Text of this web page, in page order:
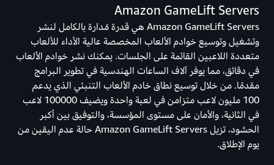
Amazon GameLift Servers
Amazon GameLift Servers هي قدرة مُدارة بالكامل لنشر
وتشغيل وتوسيع خوادم الألعاب المخصصة عالية الأداء للألعاب
متعددة اللاعبين القائمة على الجلسات. يمكنك نشر خوادم الألعاب
في دقائق، مما يوفر آلاف الساعات الهندسية في تطوير البرامج
مقدمًا. من خلال توسيع نطاق خادم الألعاب التنبئي الذي يدعم
100 مليون لاعب متزامن في لعبة واحدة ويضيف 100000 لاعب
في الثانية، والأمان على مستوى المؤسسة، والتوفيق بين أكبر
الحشود، تزيل Amazon GameLift Servers حالة عدم اليقين من
يوم الإطلاق.